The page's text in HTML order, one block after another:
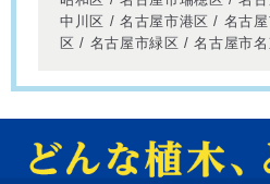
中川区 / 名古屋市港区 / 名古
区 / 名古屋市緑区 / 名古屋市